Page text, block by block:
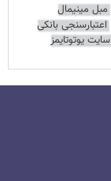
مبل مینیمال
اعتبارسنجی بانکی
سایت یوتوتایمز